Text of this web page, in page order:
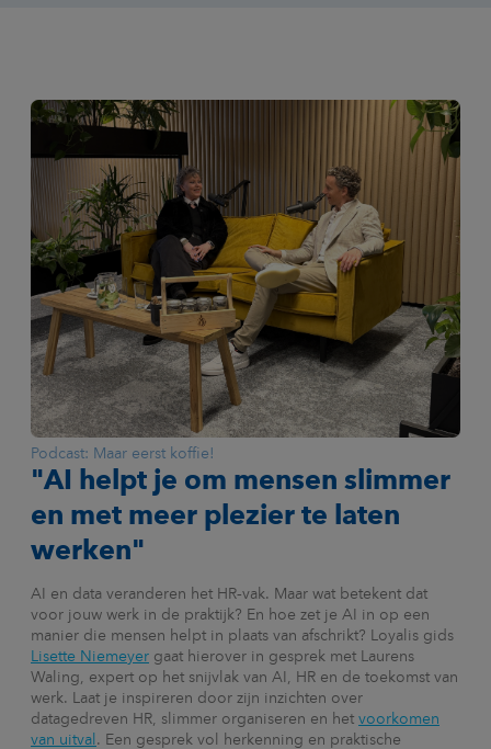
Podcast: Maar eerst koffie!
"AI helpt je om mensen slimmer
en met meer plezier te laten
werken"
AI en data veranderen het HR‑vak. Maar wat betekent dat
voor jouw werk in de praktijk? En hoe zet je AI in op een
manier die mensen helpt in plaats van afschrikt? Loyalis gids
Lisette Niemeyer gaat hierover in gesprek met Laurens
Waling, expert op het snijvlak van AI, HR en de toekomst van
werk. Laat je inspireren door zijn inzichten over
datagedreven HR, slimmer organiseren en het voorkomen
van uitval . Een gesprek vol herkenning en praktische